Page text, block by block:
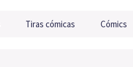
Tiras cómicas Cómics